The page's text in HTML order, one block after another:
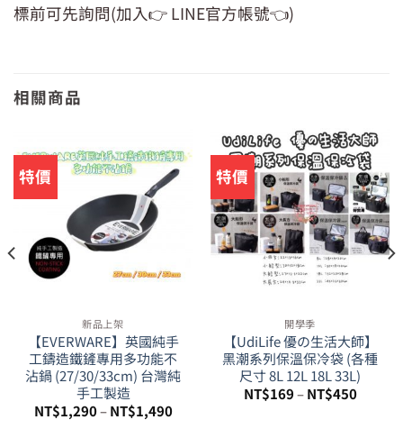
標前可先詢問(加入👉 LINE官方帳號👈)
相關商品
特價
新品上架
【EVERWARE】英國純手
工鑄造鐵鏟專用多功能不
沾鍋 (27/30/33cm) 台灣純
手工製造
NT$1,290–NT$1,490
特價
開學季
【UdiLife 優の生活大師】
黑潮系列保溫保冷袋 (各種
尺寸 8L 12L 18L 33L)
NT$169–NT$450